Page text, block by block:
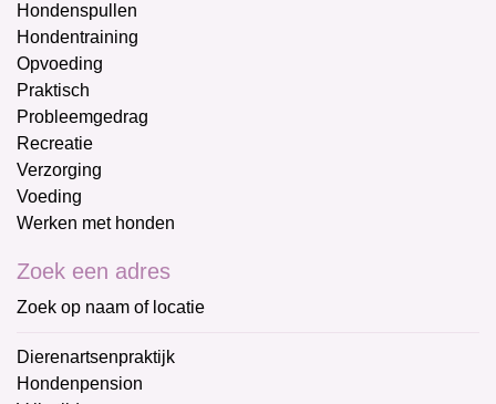
Hondenspullen
Hondentraining
Opvoeding
Praktisch
Probleemgedrag
Recreatie
Verzorging
Voeding
Werken met honden
Zoek een adres
Zoek op naam of locatie
Dierenartsenpraktijk
Hondenpension